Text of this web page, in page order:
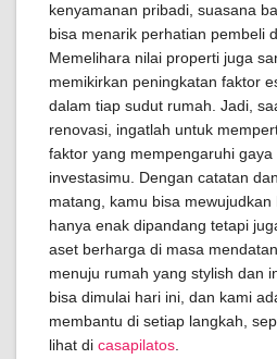
kenyamanan pribadi, suasana
bisa menarik perhatian pembeli
Memelihara nilai properti juga
memikirkan peningkatan faktor
dalam tiap sudut rumah. Jadi,
renovasi, ingatlah untuk
faktor yang mempengaruhi
investasimu. Dengan catatan
matang, kamu bisa
hanya enak dipandang tetapi
aset berharga di masa
menuju rumah yang stylish dan
bisa dimulai hari ini, dan kami
membantu di setiap langkah,
lihat di casapilatos